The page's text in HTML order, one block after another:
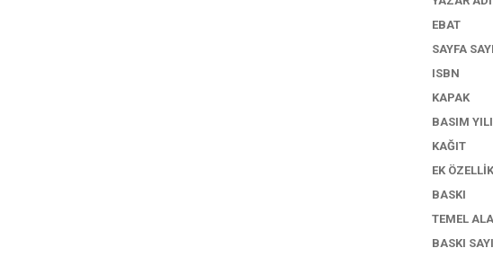
EBAT
SAYFA
ISBN
KAPAK
BASIM YILI
KAĞIT
EK ÖZELLİK
BASKI
TEMEL
BASKI